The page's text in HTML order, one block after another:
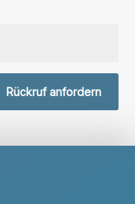
Rückruf anfordern